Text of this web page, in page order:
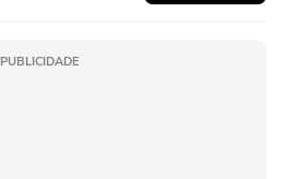
PUBLICIDADE